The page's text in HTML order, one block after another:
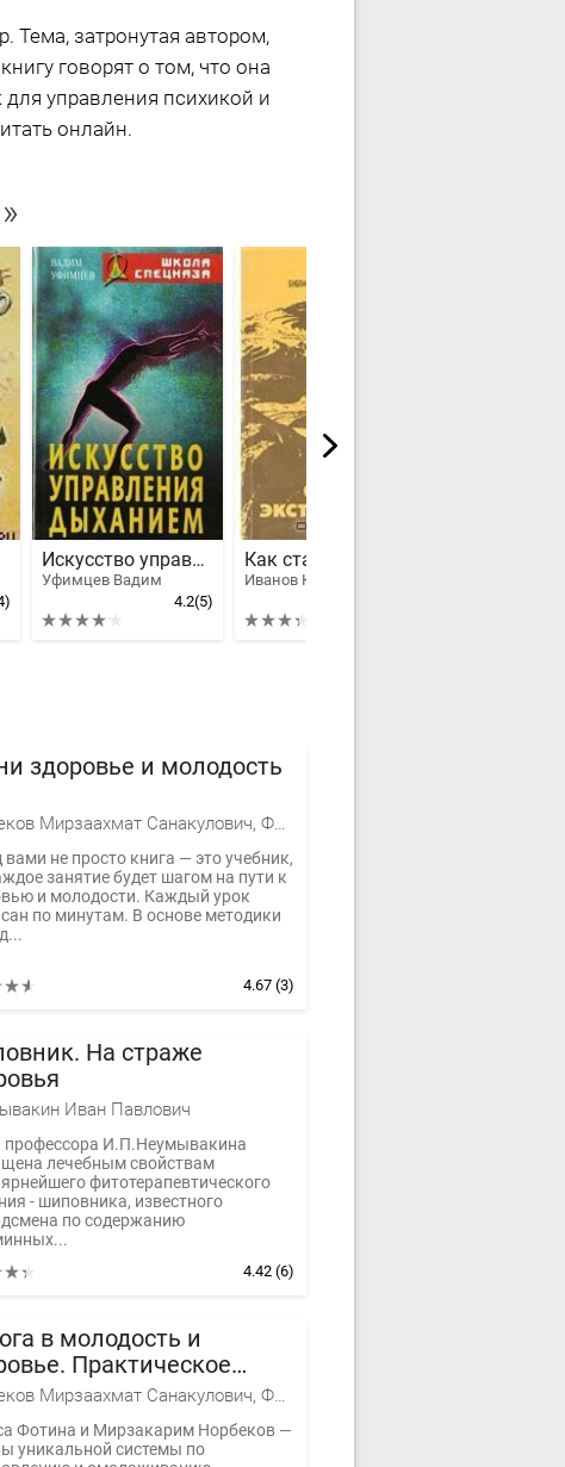
Тема, затронутая автором,
говорят о том, что она
управления психикой и
онлайн.
Искусство управления дыханием
Уфимцев Вадим
4.2(5)
здоровье и молодость
Норбеков Мирзаахмат Санакулович, Фотина Лариса Александровна
вами не просто книга — это учебник,
занятие будет шагом на пути к
и молодости. Каждый урок
по минутам. В основе методики
4.67(3)
На страже
Иван Павлович
профессора И.П.Неумывакина
лечебным свойствам
фитотерапевтического
- шиповника, известного
по содержанию
4.42(6)
в молодость и
Практическое
для мужчин и
Норбеков Мирзаахмат Санакулович, Фотина Лариса Александровна
Фотина и Мирзакарим Норбеков —
уникальной системы по